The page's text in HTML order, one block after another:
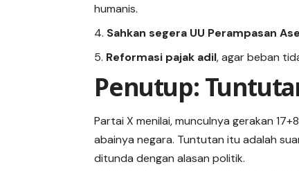
humanis.
Sahkan segera UU Perampasan
Reformasi pajak adil, agar beban
Penutup:
Partai X menilai, munculnya gerakan
abainya negara. Tuntutan itu adalah
ditunda dengan alasan politik.